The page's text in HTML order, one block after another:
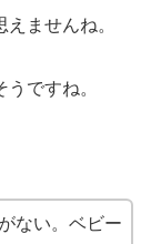
ませんね。
ですね。
ない。ベビー